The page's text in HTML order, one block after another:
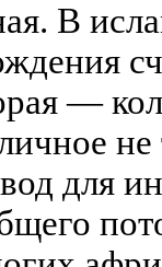
В
—
для